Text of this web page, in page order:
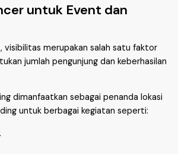
untuk Event dan
visibilitas merupakan salah satu faktor
jumlah pengunjung dan keberhasilan
dimanfaatkan sebagai penanda lokasi
untuk berbagai kegiatan seperti: